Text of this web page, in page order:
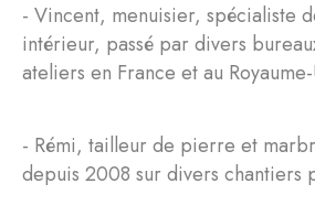
- Vincent, menuisier, spécialiste
intérieur, passé par divers
ateliers en France et au
- Rémi, tailleur de pierre et
depuis 2008 sur divers chantiers